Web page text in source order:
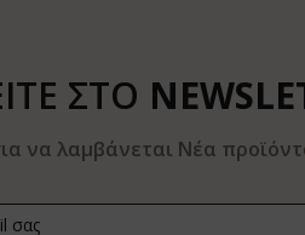
ΣΤΟ
να λαμβάνεται Νέα